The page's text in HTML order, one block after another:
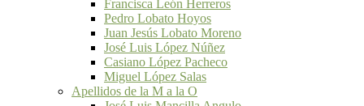
Francisca León Herreros
Pedro Lobato Hoyos
Juan Jesús Lobato Moreno
José Luis López Núñez
Casiano López Pacheco
Miguel López Salas
Apellidos de la M a la O